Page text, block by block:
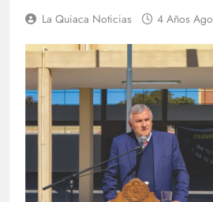
La Quiaca Noticias 4 Años Ago